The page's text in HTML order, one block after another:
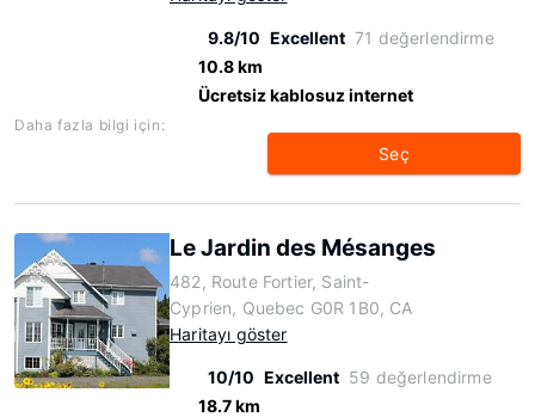
9.8/10 Excellent 71 değerlendirme
10.8 km
Ücretsiz kablosuz internet
Daha fazla bilgi için:
Seç
Le Jardin des Mésanges
482, Route Fortier, Saint-
Cyprien, Quebec G0R 1B0, CA
Haritayı göster
10/10 Excellent 59 değerlendirme
18.7 km